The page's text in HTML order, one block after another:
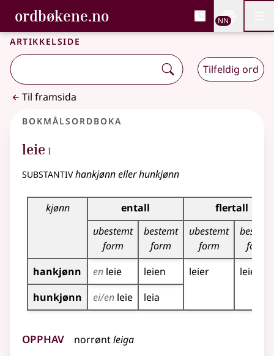
Gå til hovudinnhald
Tilgjenge
ordbøkene.no, Bokmålsordboka og
Bokmålsordboka og Nynorskordboka
NN
Artikkelside
Tilfeldig ord
Til framsida
Bokmålsordboka
leie 1
I
substantivhankjønn eller hunkjønn
Bøyingstabell for dette substantivet
kjønn entall
flertall
ubestemt
form
bestemt
form
ubestemt
form
bestemt
form
hankjønn
en leie leien leier
leiene
hunkjønn
ei/en leie leia
Opphav norrøntleiga